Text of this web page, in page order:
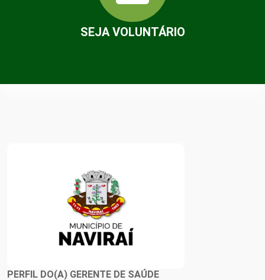
SEJA VOLUNTÁRIO
PERFIL DO(A) GERENTE DE SAÚDE